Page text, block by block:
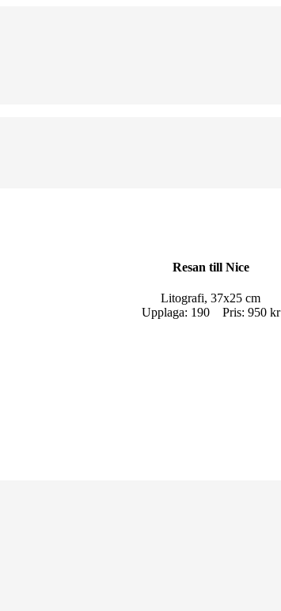
Resan till Nice
Litografi, 37x25 cm
Upplaga: 190 Pris: 950 kr